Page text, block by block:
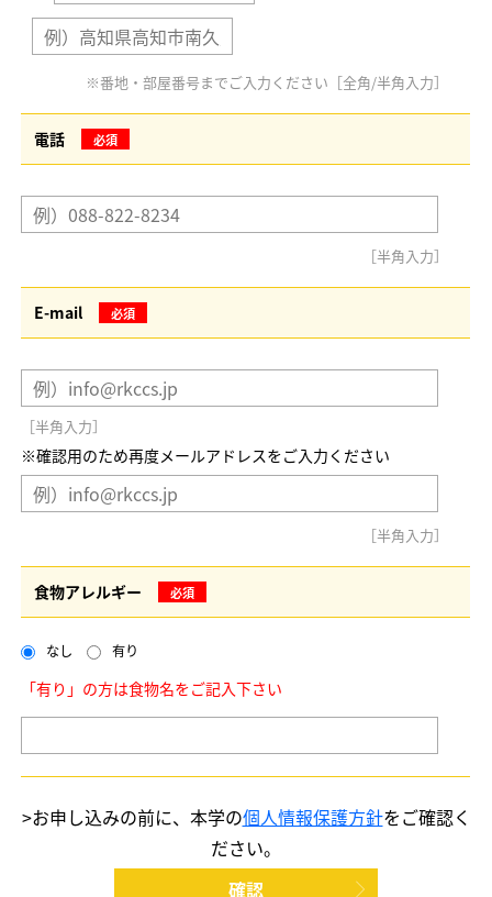
※番地・部屋番号までご入力ください［全角/半角入力］
電話 必須
［半角入力］
E-mail 必須
［半角入力］
※確認用のため再度メールアドレスをご入力ください
［半角入力］
食物アレルギー 必須
なし 有り
「有り」の方は食物名をご記入下さい
>お申し込みの前に、本学の個人情報保護方針をご確認く
ださい。